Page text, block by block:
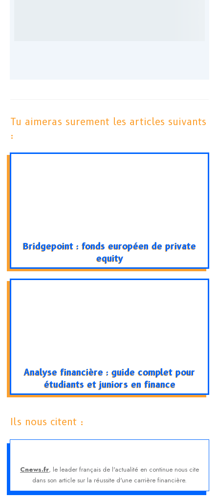
Tu aimeras surement les articles suivants
:
Bridgepoint : fonds européen de private
equity
Analyse financière : guide complet pour
étudiants et juniors en finance
Ils nous citent :
Cnews.fr, le leader français de l'actualité en continue nous cite
dans son article sur la réussite d'une carrière financière.